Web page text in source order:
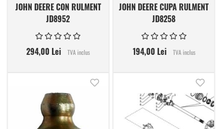
JOHN DEERE CON RULMENT
JD8952
294,00 Lei TVA inclus
JOHN DEERE CUPA RULMENT
JD8258
194,00 Lei TVA inclus